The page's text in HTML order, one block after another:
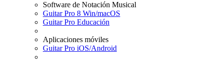
Software de Notación Musical
Guitar Pro 8 Win/macOS
Guitar Pro Educación
Aplicaciones móviles
Guitar Pro iOS/Android